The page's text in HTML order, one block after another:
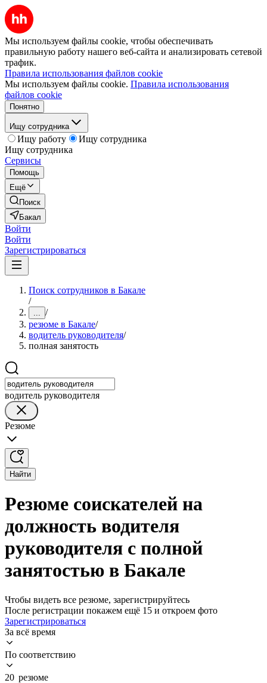
Мы используем файлы cookie, чтобы обеспечивать
правильную работу нашего веб-сайта и анализировать сетевой
трафик.
Правила использования файлов cookie
Мы используем файлы cookie. Правила использования
файлов cookie
Понятно
Ищу сотрудника
Ищу работу
Ищу сотрудника
Ищу сотрудника
Сервисы
Помощь
Ещё
Поиск
Бакал
Войти
Войти
Зарегистрироваться
Поиск сотрудников в Бакале
/
... /
резюме в Бакале/
водитель руководителя/
полная занятость
водитель руководителя
Резюме
Найти
Резюме соискателей на
должность водителя
руководителя с полной
занятостью в Бакале
Чтобы видеть все резюме, зарегистрируйтесь
После регистрации покажем ещё 15 и откроем фото
Зарегистрироваться
За всё время
По соответствию
20 резюме